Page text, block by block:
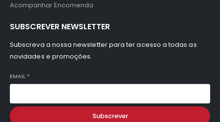
Acompanhar Encomenda
SUBSCREVER NEWSLETTER
Subscreva a nossa newsletter para ter acesso a todas as
novidades e promoções.
EMAIL *
Subscrever